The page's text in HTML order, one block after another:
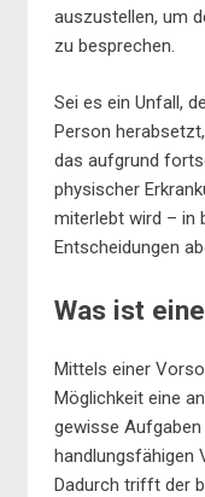
auszustellen, um
zu besprechen.
Sei es ein Unfall,
Person
das aufgrund
physischer
miterlebt wird – in
Entscheidungen
Was ist
Mittels einer
Möglichkeit eine
gewisse
handlungsfähigen
Dadurch trifft der